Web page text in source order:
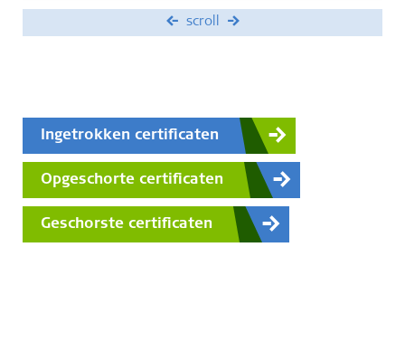
scroll
Ingetrokken certificaten
Opgeschorte certificaten
Geschorste certificaten